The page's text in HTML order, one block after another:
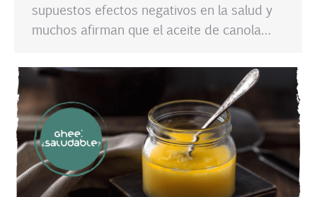
supuestos efectos negativos en la salud y
muchos afirman que el aceite de canola…